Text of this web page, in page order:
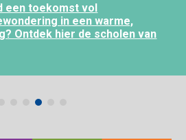
een toekomst vol
in een warme,
Ontdek hier de scholen van